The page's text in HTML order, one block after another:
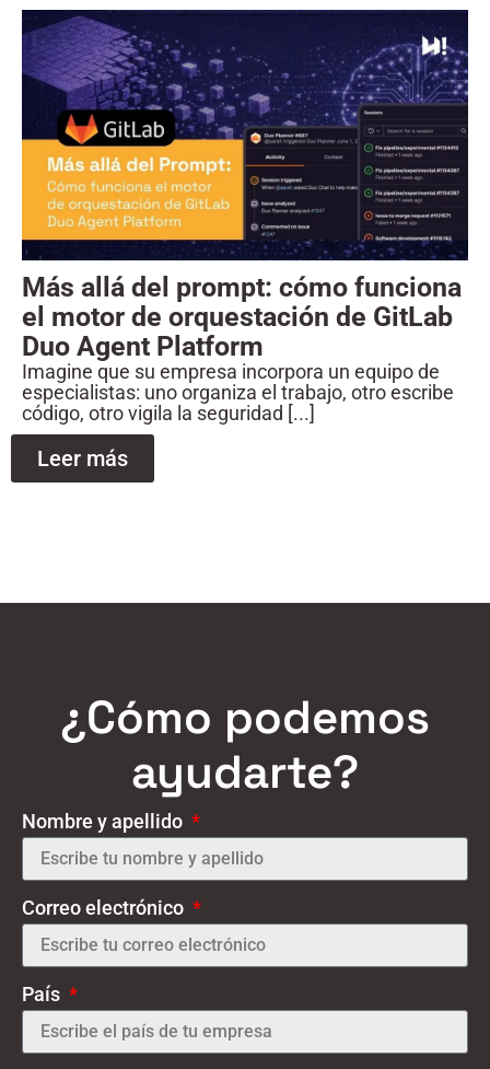
Más allá del prompt: cómo funciona
el motor de orquestación de GitLab
Duo Agent Platform
Imagine que su empresa incorpora un equipo de
especialistas: uno organiza el trabajo, otro escribe
código, otro vigila la seguridad [...]
Leer más
¿Cómo podemos
ayudarte?
Nombre y apellido
Correo electrónico
País